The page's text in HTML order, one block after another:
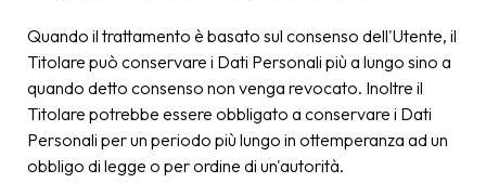
Quando il trattamento è basato sul consenso dell'Utente, il
Titolare può conservare i Dati Personali più a lungo sino a
quando detto consenso non venga revocato. Inoltre il
Titolare potrebbe essere obbligato a conservare i Dati
Personali per un periodo più lungo in ottemperanza ad un
obbligo di legge o per ordine di un'autorità.